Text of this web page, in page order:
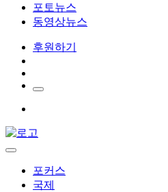
포토뉴스
동영상뉴스
후원하기
포커스
국제